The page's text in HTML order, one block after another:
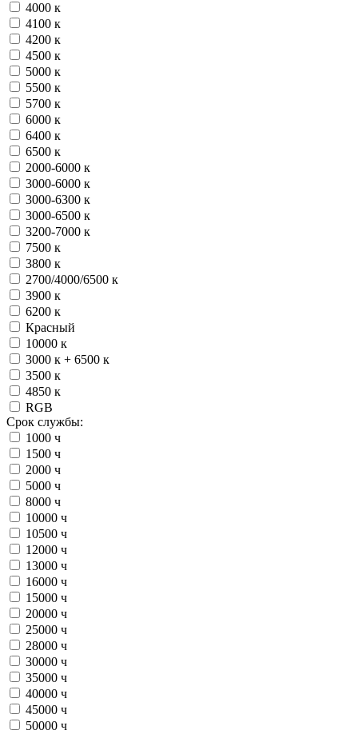
4000 к
4100 к
4200 к
4500 к
5000 к
5500 к
5700 к
6000 к
6400 к
6500 к
2000-6000 к
3000-6000 к
3000-6300 к
3000-6500 к
3200-7000 к
7500 к
3800 к
2700/4000/6500 к
3900 к
6200 к
Красный
10000 к
3000 к + 6500 к
3500 к
4850 к
RGB
Срок службы:
1000 ч
1500 ч
2000 ч
5000 ч
8000 ч
10000 ч
10500 ч
12000 ч
13000 ч
16000 ч
15000 ч
20000 ч
25000 ч
28000 ч
30000 ч
35000 ч
40000 ч
45000 ч
50000 ч